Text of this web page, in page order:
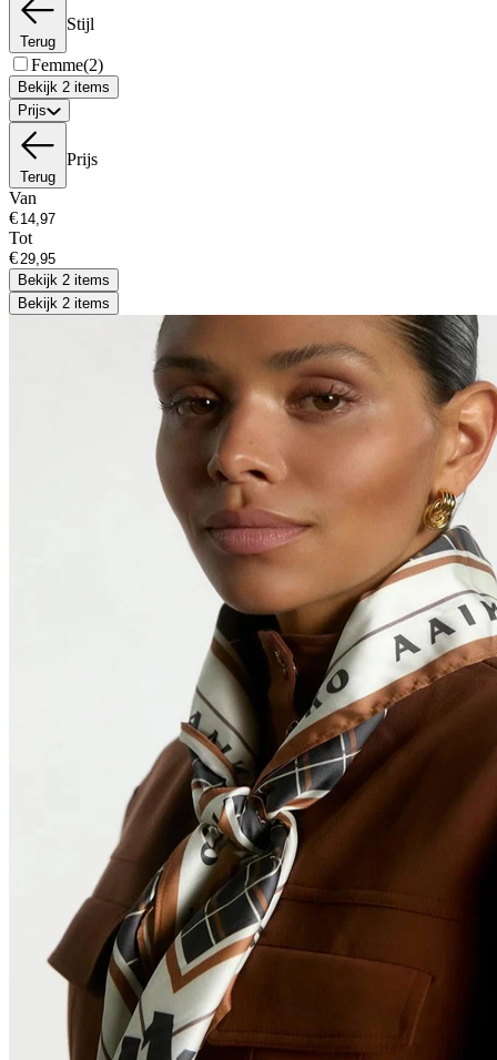
Terug
Stijl
Femme(2)
Bekijk 2 items
Prijs
Terug
Prijs
Van
€
Tot
€
Bekijk 2 items
Bekijk 2 items